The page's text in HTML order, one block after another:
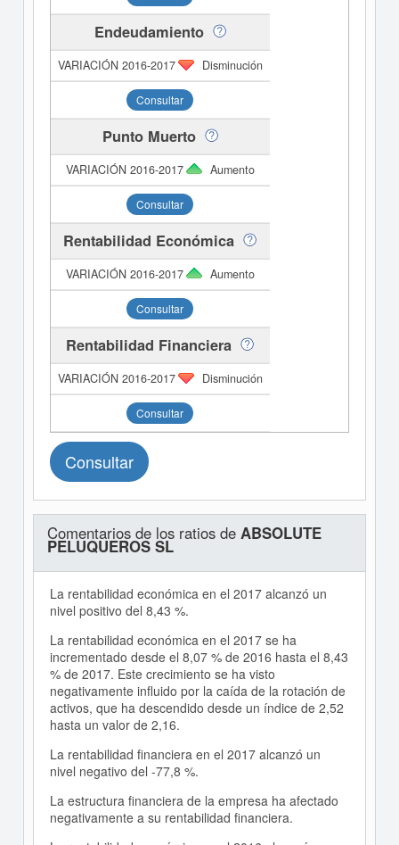
Endeudamiento
Disminución
Consultar
Punto Muerto
Aumento
Consultar
Rentabilidad Económica
Aumento
Consultar
Rentabilidad Financiera
Disminución
Consultar
Consultar
Comentarios de los ratios de ABSOLUTE
PELUQUEROS SL
La rentabilidad económica en el 2017 alcanzó un
nivel positivo del 8,43 %.
La rentabilidad económica en el 2017 se ha
incrementado desde el 8,07 % de 2016 hasta el 8,43
% de 2017. Este crecimiento se ha visto
negativamente influido por la caída de la rotación de
activos, que ha descendido desde un índice de 2,52
hasta un valor de 2,16.
La rentabilidad financiera en el 2017 alcanzó un
nivel negativo del -77,8 %.
La estructura financiera de la empresa ha afectado
negativamente a su rentabilidad financiera.